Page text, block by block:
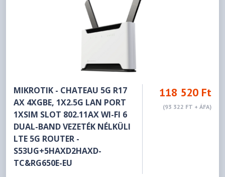
MIKROTIK - CHATEAU 5G R17
AX 4XGBE, 1X2.5G LAN PORT
1XSIM SLOT 802.11AX WI-FI 6
DUAL-BAND VEZETÉK NÉLKÜLI
LTE 5G ROUTER -
S53UG+5HAXD2HAXD-
TC&RG650E-EU
118 520 Ft
(93 322 FT + ÁFA)